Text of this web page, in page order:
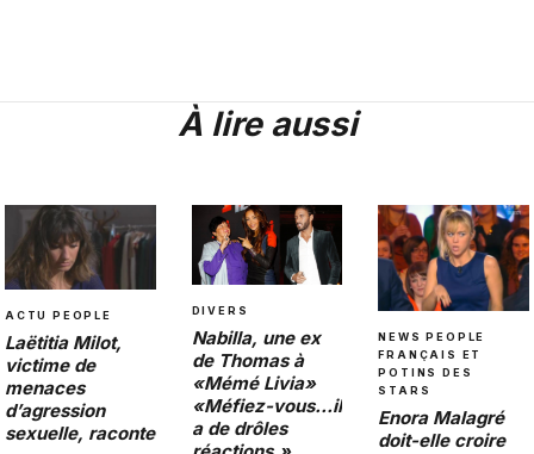
À lire aussi
ACTU PEOPLE
Laëtitia Milot,
victime de
menaces
d’agression
sexuelle, raconte
DIVERS
Nabilla, une ex
de Thomas à
«Mémé Livia»
«Méfiez-vous…il
a de drôles
NEWS PEOPLE
FRANÇAIS ET
POTINS DES
STARS
Enora Malagré
doit-elle croire